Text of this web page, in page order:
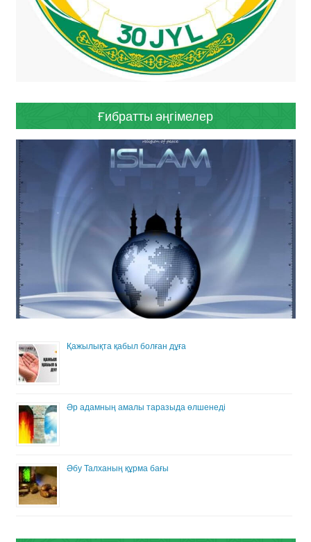
Ғибратты әңгімелер
Қажылықта қабыл болған дұға
Әр адамның амалы таразыда өлшенеді
Әбу Талханың құрма бағы